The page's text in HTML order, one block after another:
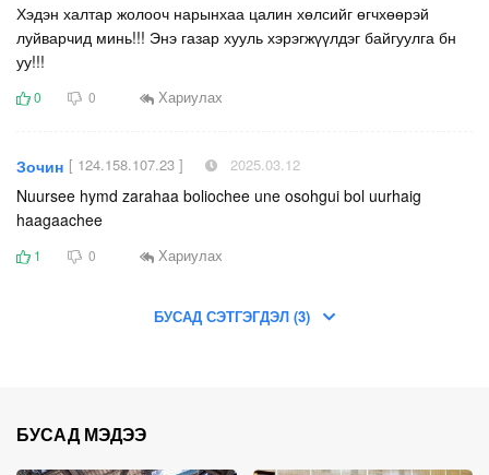
Хэдэн халтар жолооч нарынхаа цалин хөлсийг өгчхөөрэй
луйварчид минь!!! Энэ газар хууль хэрэгжүүлдэг байгуулга бн
уу!!!
0 0 Хариулах
Зочин [ 124.158.107.23 ] 2025.03.12
Nuursee hymd zarahaa boliochee une osohgui bol uurhaig
haagaachee
1 0 Хариулах
БУСАД СЭТГЭГДЭЛ (3)
БУСАД МЭДЭЭ